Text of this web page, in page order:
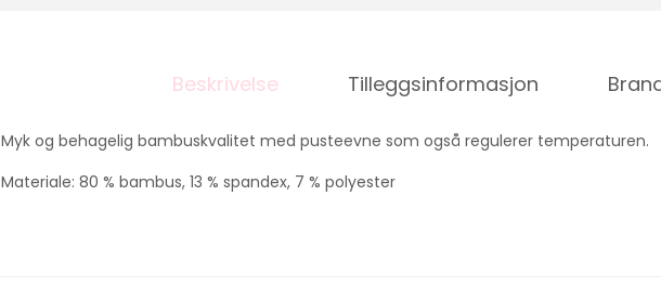
Beskrivelse Tilleggsinformasjon
Myk og behagelig bambuskvalitet med pusteevne som også regulerer temperaturen.
Materiale: 80 % bambus, 13 % spandex, 7 % polyester